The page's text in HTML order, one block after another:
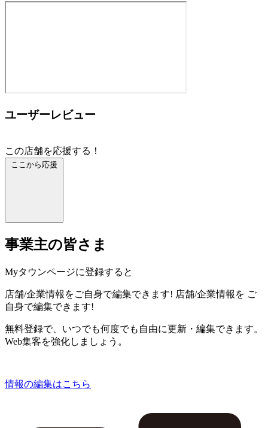
ユーザーレビュー
この店舗を応援する！
ここから応援
事業主の皆さま
Myタウンページに登録すると
店舗/企業情報をご自身で編集できます! 店舗/企業情報を ご
自身で編集できます!
無料登録で、いつでも何度でも自由に更新・編集できます。
Web集客を強化しましょう。
情報の編集はこちら